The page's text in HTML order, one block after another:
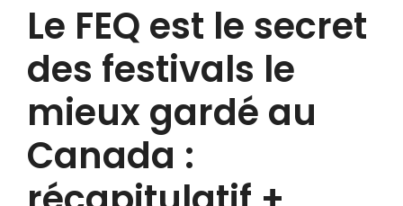
Le FEQ est le secret
des festivals le
mieux gardé au
Canada :